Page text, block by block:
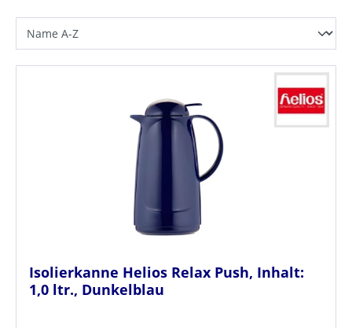
Isolierkanne Helios Relax Push, Inhalt:
1,0 ltr., Dunkelblau